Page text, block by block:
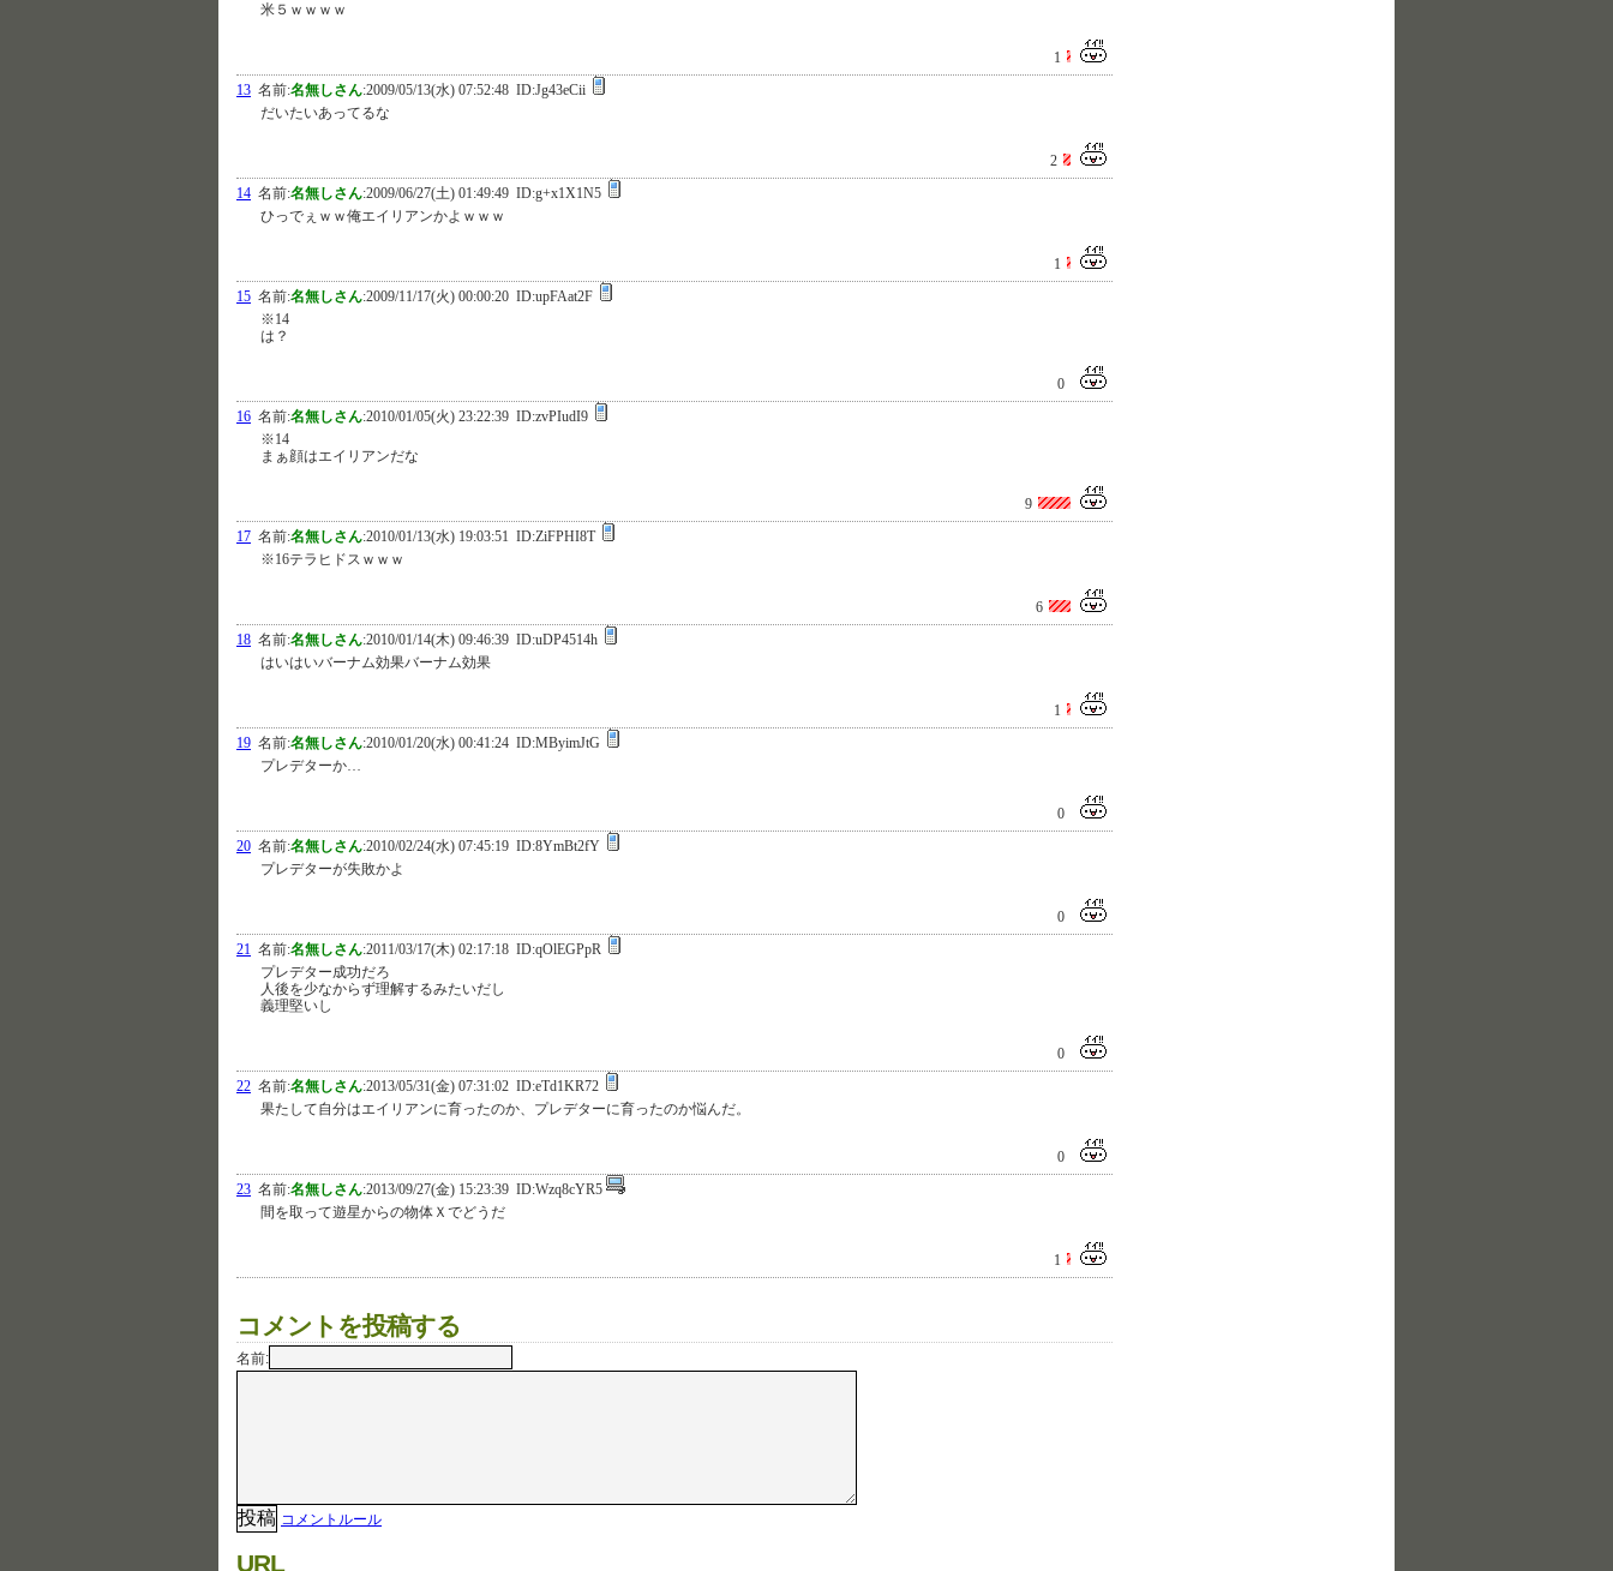
米５ｗｗｗｗ
1
13 名前:名無しさん:2009/05/13(水) 07:52:48 ID:Jg43eCii
だいたいあってるな
2
14 名前:名無しさん:2009/06/27(土) 01:49:49 ID:g+x1X1N5
ひっでぇｗｗ俺エイリアンかよｗｗｗ
1
15 名前:名無しさん:2009/11/17(火) 00:00:20 ID:upFAat2F
※14
は？
0
16 名前:名無しさん:2010/01/05(火) 23:22:39 ID:zvPIudI9
※14
まぁ顔はエイリアンだな
9
17 名前:名無しさん:2010/01/13(水) 19:03:51 ID:ZiFPHI8T
※16テラヒドスｗｗｗ
6
18 名前:名無しさん:2010/01/14(木) 09:46:39 ID:uDP4514h
はいはいバーナム効果バーナム効果
1
19 名前:名無しさん:2010/01/20(水) 00:41:24 ID:MByimJtG
プレデターか…
0
20 名前:名無しさん:2010/02/24(水) 07:45:19 ID:8YmBt2fY
プレデターが失敗かよ
0
21 名前:名無しさん:2011/03/17(木) 02:17:18 ID:qOlEGPpR
プレデター成功だろ
人後を少なからず理解するみたいだし
義理堅いし
0
22 名前:名無しさん:2013/05/31(金) 07:31:02 ID:eTd1KR72
果たして自分はエイリアンに育ったのか、プレデターに育ったのか悩んだ。
0
23 名前:名無しさん:2013/09/27(金) 15:23:39 ID:Wzq8cYR5
間を取って遊星からの物体Ｘでどうだ
1
コメントを投稿する
名前:
コメントルール
URL